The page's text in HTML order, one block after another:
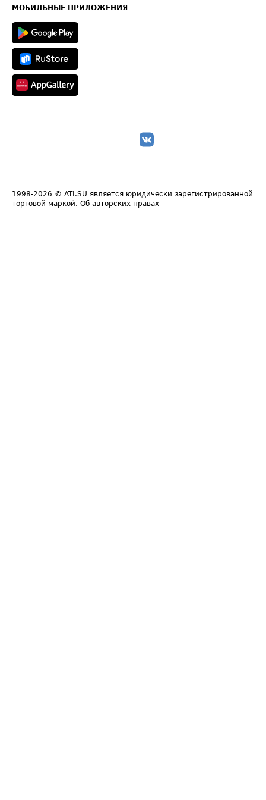
Техническая информация
МОБИЛЬНЫЕ ПРИЛОЖЕНИЯ
1998-2026 © ATI.SU является юридически зарегистрированной
торговой маркой. Об авторских правах